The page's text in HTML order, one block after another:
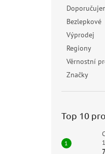
Bezlepkové
Výprodej
Regiony
Věrnostní
Značky
Top 10